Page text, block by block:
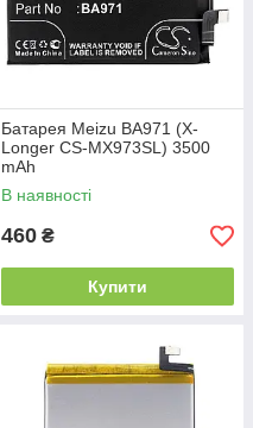
Батарея Meizu BA971 (X-
Longer CS-MX973SL) 3500
mAh
В наявності
460 ₴
Купити